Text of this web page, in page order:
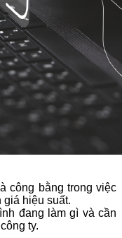
công bằng trong việc
giá hiệu suất.
đang làm gì và cần
ty.